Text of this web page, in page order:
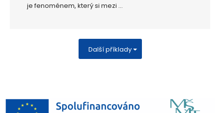
je fenoménem, který si mezi ...
Další příklady